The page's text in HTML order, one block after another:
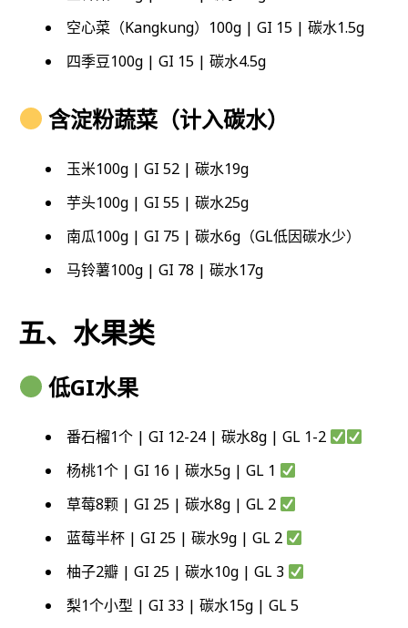
空心菜（Kangkung）100g | GI 15 | 碳水1.5g
四季豆100g | GI 15 | 碳水4.5g
含淀粉蔬菜（计入碳水）
玉米100g | GI 52 | 碳水19g
芋头100g | GI 55 | 碳水25g
南瓜100g | GI 75 | 碳水6g（GL低因碳水少）
马铃薯100g | GI 78 | 碳水17g
五、水果类
低GI水果
番石榴1个 | GI 12-24 | 碳水8g | GL 1-2
杨桃1个 | GI 16 | 碳水5g | GL 1
草莓8颗 | GI 25 | 碳水8g | GL 2
蓝莓半杯 | GI 25 | 碳水9g | GL 2
柚子2瓣 | GI 25 | 碳水10g | GL 3
梨1个小型 | GI 33 | 碳水15g | GL 5